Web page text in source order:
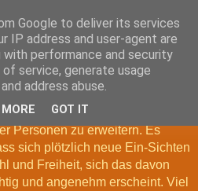
sind Geschichten und
hat. Sie können zum
tragen sie dazu bei,
Personen zu erweitern. Es
sich plötzlich neue Ein-Sichten
und Freiheit, sich das davon
und angenehm erscheint. Viel
Google to deliver its services
IP address and user-agent are
with performance and security
service, generate usage
address abuse.
GOT IT